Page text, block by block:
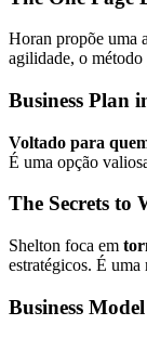
Horan propõe uma
agilidade, o
Business Plan
Voltado para
É uma opção
The Secrets to
Shelton foca em
estratégicos. É
Business